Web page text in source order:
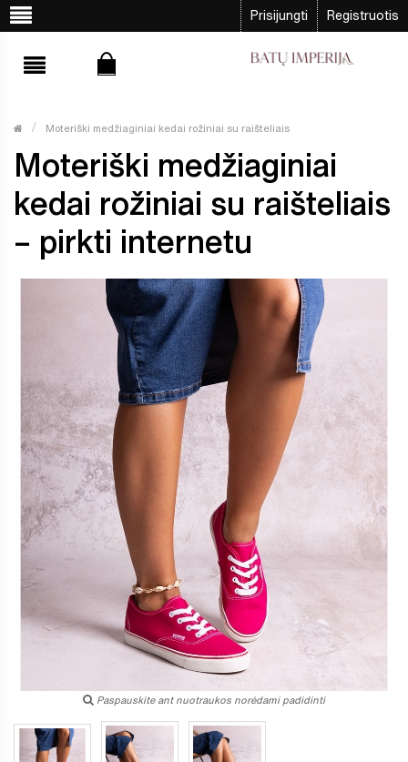
Prisijungti Registruotis
Moteriški medžiaginiai kedai rožiniai su raišteliais
Moteriški medžiaginiai
kedai rožiniai su raišteliais
– pirkti internetu
Paspauskite ant nuotraukos norėdami padidinti